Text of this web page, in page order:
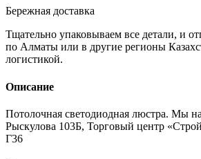
Бережная доставка
Тщательно упаковываем все детали, и
по Алматы или в другие регионы
логистикой.
Описание
Потолочная светодиодная люстра. Мы
Рыскулова 103Б, Торговый центр
Г36